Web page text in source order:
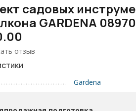
садовых
GARDENA
отзыв
Gardena